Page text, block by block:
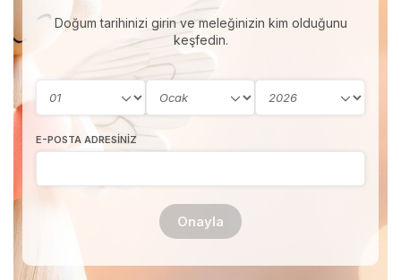
Doğum tarihinizi girin ve meleğinizin kim olduğunu
keşfedin.
E-POSTA ADRESINIZ
Onayla